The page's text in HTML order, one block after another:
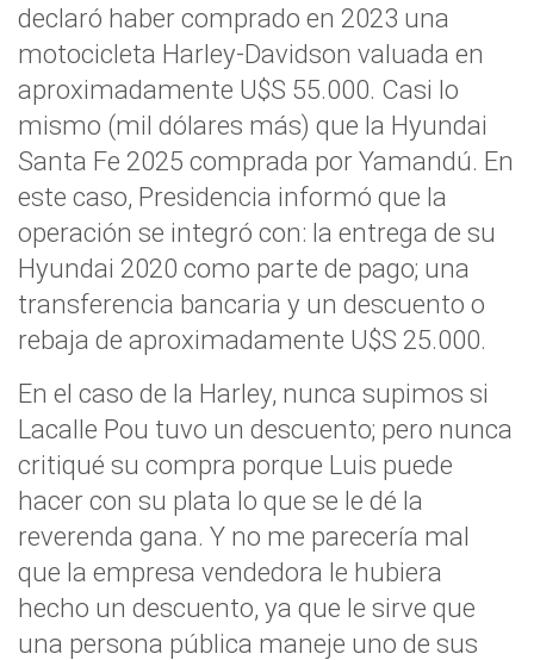
declaró haber comprado en 2023 una
motocicleta Harley-Davidson valuada en
aproximadamente U$S 55.000. Casi lo
mismo (mil dólares más) que la Hyundai
Santa Fe 2025 comprada por Yamandú. En
este caso, Presidencia informó que la
operación se integró con: la entrega de su
Hyundai 2020 como parte de pago; una
transferencia bancaria y un descuento o
rebaja de aproximadamente U$S 25.000.
En el caso de la Harley, nunca supimos si
Lacalle Pou tuvo un descuento; pero nunca
critiqué su compra porque Luis puede
hacer con su plata lo que se le dé la
reverenda gana. Y no me parecería mal
que la empresa vendedora le hubiera
hecho un descuento, ya que le sirve que
una persona pública maneje uno de sus